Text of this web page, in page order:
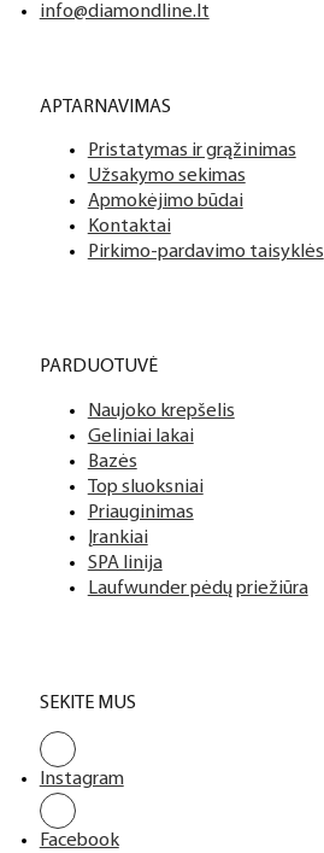
info@diamondline.lt
APTARNAVIMAS
Pristatymas ir grąžinimas
Užsakymo sekimas
Apmokėjimo būdai
Kontaktai
Pirkimo-pardavimo taisyklės
PARDUOTUVĖ
Naujoko krepšelis
Geliniai lakai
Bazės
Top sluoksniai
Priauginimas
Įrankiai
SPA linija
Laufwunder pėdų priežiūra
SEKITE MUS
Instagram
Facebook